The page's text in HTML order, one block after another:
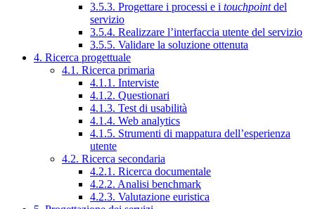
3.5.3. Progettare i processi e i touchpointdel
servizio
3.5.4. Realizzare l’interfaccia utente del servizio
3.5.5. Validare la soluzione ottenuta
4. Ricerca progettuale
4.1. Ricerca primaria
4.1.1. Interviste
4.1.2. Questionari
4.1.3. Test di usabilità
4.1.4. Web analytics
4.1.5. Strumenti di mappatura dell’esperienza
utente
4.2. Ricerca secondaria
4.2.1. Ricerca documentale
4.2.2. Analisi benchmark
4.2.3. Valutazione euristica